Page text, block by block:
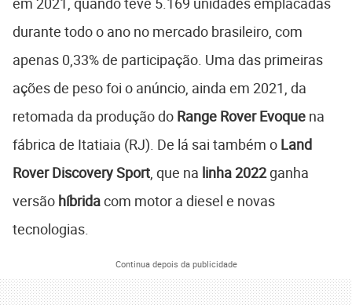
durante todo o ano no mercado brasileiro, com
apenas 0,33% de participação. Uma das primeiras
ações de peso foi o anúncio, ainda em 2021, da
retomada da produção do Range Rover Evoque na
fábrica de Itatiaia (RJ). De lá sai também o Land
Rover Discovery Sport, que na linha 2022ganha
versão híbridacom motor a diesel e novas
tecnologias.
Continua depois da publicidade